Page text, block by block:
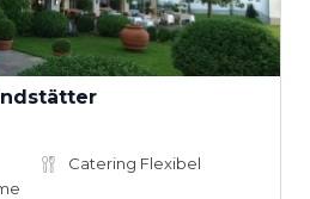
Catering Flexibel